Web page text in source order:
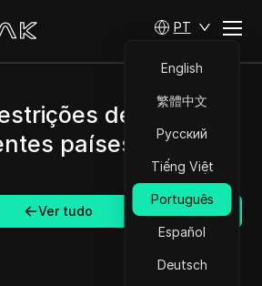
PT
English
繁體中文
Русский
Tiếng Việt
Português
Español
Deutsch
de Pinterest
países/regiões.
Ver tudo